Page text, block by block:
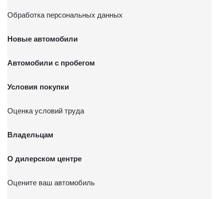
Обработка персональных данных
Новые автомобили
Автомобили с пробегом
Условия покупки
Оценка условий труда
Владельцам
О дилерском центре
Оцените ваш автомобиль